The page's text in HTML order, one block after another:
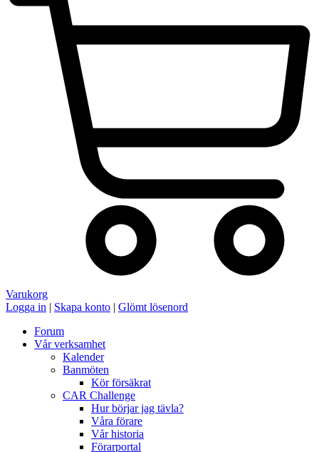
Varukorg
Logga in | Skapa konto | Glömt lösenord
Forum
Vår verksamhet
Kalender
Banmöten
Kör försäkrat
CAR Challenge
Hur börjar jag tävla?
Våra förare
Vår historia
Förarportal